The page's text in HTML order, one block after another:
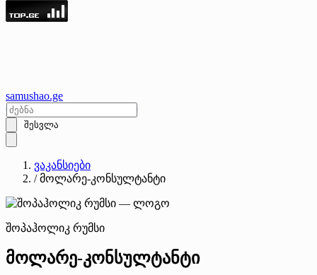
samushao.ge
შესვლა
ვაკანსიები
/ მოლარე-კონსულტანტი
შოპაჰოლიკ რუმსი
მოლარე-კონსულტანტი